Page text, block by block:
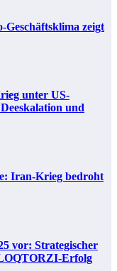
Geschäftsklima zeigt
unter US-
und
Iran-Krieg bedroht
vor: Strategischer
Erfolg